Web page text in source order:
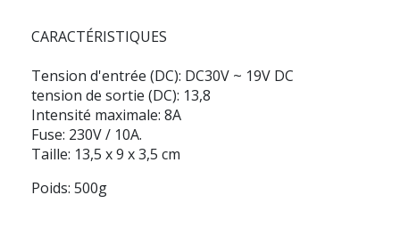
CARACTÉRISTIQUES
Tension d'entrée (DC): DC30V ~ 19V DC
tension de sortie (DC): 13,8
Intensité maximale: 8A
Fuse: 230V / 10A.
Taille: 13,5 x 9 x 3,5 cm
Poids: 500g